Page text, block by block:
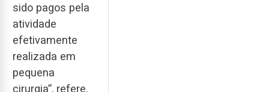
sido pagos pela
atividade
efetivamente
realizada em
pequena
cirurgia”, refere.